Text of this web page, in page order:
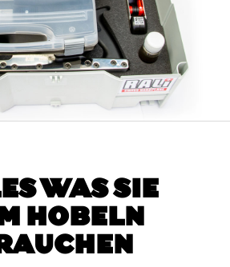
WAS SIE
HOBELN